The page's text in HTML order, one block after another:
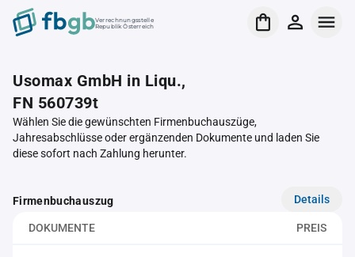
Verrechnungsstelle
Republik Österreich
Usomax GmbH in Liqu.,
FN 560739t
Wählen Sie die gewünschten Firmenbuchauszüge,
Jahresabschlüsse oder ergänzenden Dokumente und laden Sie
diese sofort nach Zahlung herunter.
Firmenbuchauszug Details
DOKUMENTE PREIS